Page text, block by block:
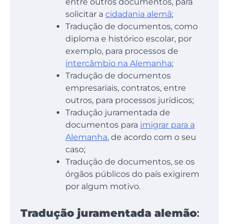
solicitar a cidadania alemã;
Tradução de documentos, como
diploma e histórico escolar, por
exemplo, para processos de
intercâmbio na Alemanha;
Tradução de documentos
empresariais, contratos, entre
outros, para processos jurídicos;
Tradução juramentada de
documentos para imigrar para a
Alemanha, de acordo com o seu
caso;
Tradução de documentos, se os
órgãos públicos do país exigirem
por algum motivo.
Tradução juramentada alemão: